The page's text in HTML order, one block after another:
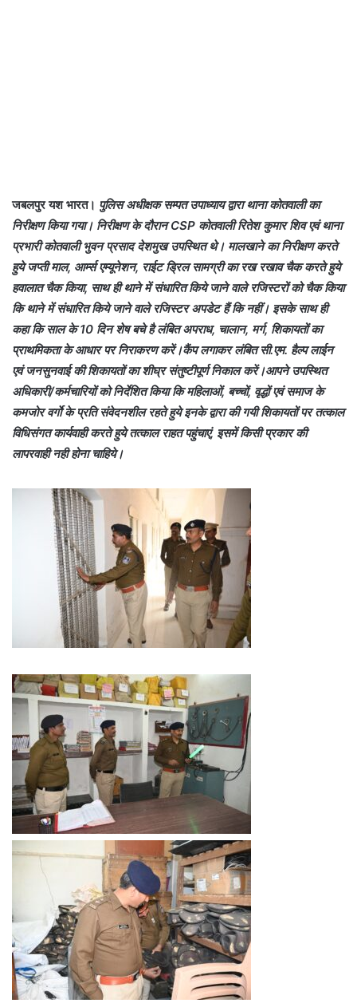
जबलपुर यश भारत। पुलिस अधीक्षक सम्पत उपाध्याय द्वारा थाना कोतवाली का
निरीक्षण किया गया। निरीक्षण के दौरान CSP कोतवाली रितेश कुमार शिव एवं थाना
प्रभारी कोतवाली भुवन प्रसाद देशमुख उपस्थित थे। मालखाने का निरीक्षण करते
हुये जप्ती माल, आर्म्स एम्यूनेशन, राईट ड्रिल सामग्री का रख रखाव चैक करते हुये
हवालात चैक किया, साथ ही थाने में संधारित किये जाने वाले रजिस्टरों को चैक किया
कि थाने में संधारित किये जाने वाले रजिस्टर अपडेट हैं कि नहीं। इसके साथ ही
कहा कि साल के 10 दिन शेष बचे है लंबित अपराध, चालान, मर्ग, शिकायतों का
प्राथमिकता के आधार पर निराकरण करें।कैंप लगाकर लंबित सी.एम. हैल्प लाईन
एवं जनसुनवाई की शिकायतों का शीघ्र संतुष्टीपूर्ण निकाल करें।आपने उपस्थित
अधिकारी/कर्मचारियों को निर्देशित किया कि महिलाओं, बच्चों, वृद्धों एवं समाज के
कमजोर वर्गाे के प्रति संवेदनशील रहते हुये इनके द्वारा की गयी शिकायतों पर तत्काल
विधिसंगत कार्यवाही करते हुये तत्काल राहत पहुंचाएं, इसमें किसी प्रकार की
लापरवाही नही होना चाहिये।